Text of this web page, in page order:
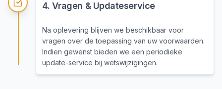
4. Vragen & Updateservice
Na oplevering blijven we beschikbaar voor
vragen over de toepassing van uw voorwaarden.
Indien gewenst bieden we een periodieke
update-service bij wetswijzigingen.